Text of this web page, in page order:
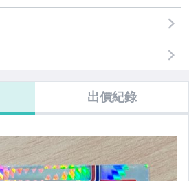
出價紀錄